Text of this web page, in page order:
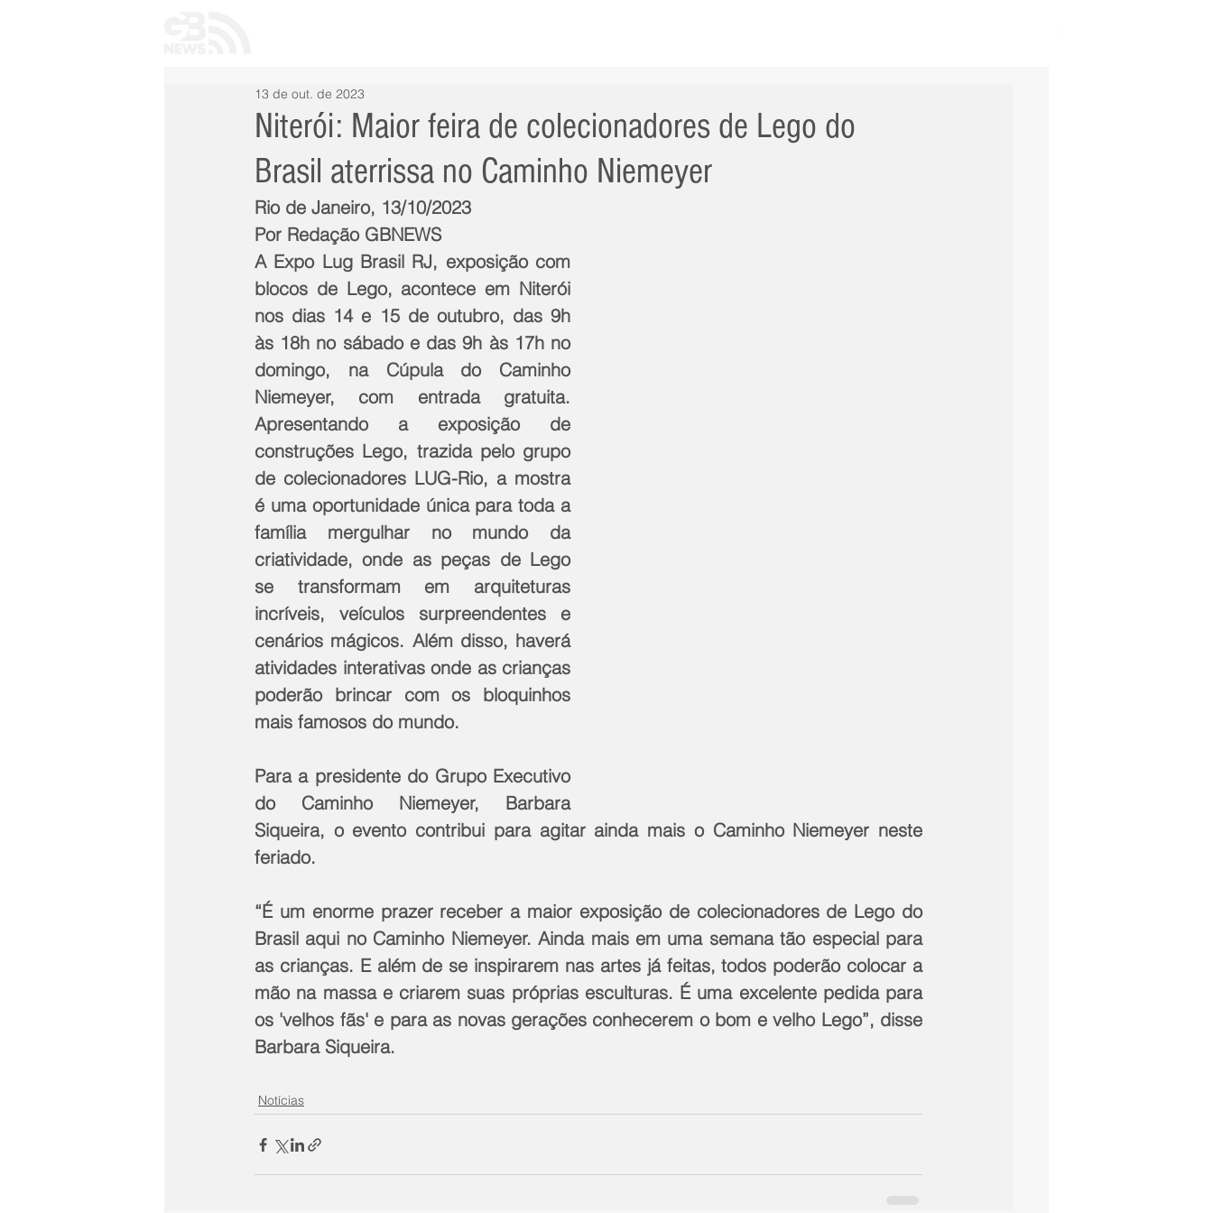
Niterói: Maior feira de colecionadores de Lego do
Brasil aterrissa no Caminho Niemeyer
13 de out. de 2023
Rio de Janeiro, 13/10/2023
Por Redação GBNEWS
A Expo Lug Brasil RJ, exposição com
blocos de Lego, acontece em Niterói
nos dias 14 e 15 de outubro, das 9h
às 18h no sábado e das 9h às 17h no
domingo, na Cúpula do Caminho
Niemeyer, com entrada gratuita.
Apresentando a exposição de
construções Lego, trazida pelo grupo
de colecionadores LUG-Rio, a mostra
é uma oportunidade única para toda a
família mergulhar no mundo da
criatividade, onde as peças de Lego
se transformam em arquiteturas
incríveis, veículos surpreendentes e
cenários mágicos. Além disso, haverá
atividades interativas onde as crianças
poderão brincar com os bloquinhos
mais famosos do mundo.
Para a presidente do Grupo Executivo
do Caminho Niemeyer, Barbara
Siqueira, o evento contribui para agitar ainda mais o Caminho Niemeyer neste
feriado.
“É um enorme prazer receber a maior exposição de colecionadores de Lego do
Brasil aqui no Caminho Niemeyer. Ainda mais em uma semana tão especial para
as crianças. E além de se inspirarem nas artes já feitas, todos poderão colocar a
mão na massa e criarem suas próprias esculturas. É uma excelente pedida para
os 'velhos fãs' e para as novas gerações conhecerem o bom e velho Lego”, disse
Barbara Siqueira.
Notícias